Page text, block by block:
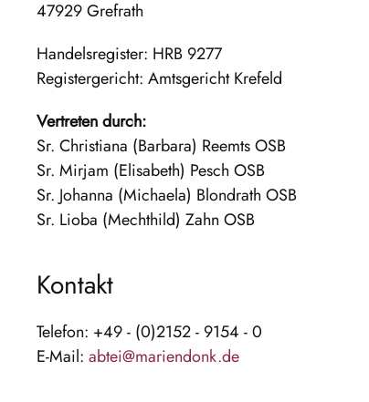
47929 Grefrath
Handelsregister: HRB 9277
Registergericht: Amtsgericht Krefeld
Vertreten durch:
Sr. Christiana (Barbara) Reemts OSB
Sr. Mirjam (Elisabeth) Pesch OSB
Sr. Johanna (Michaela) Blondrath OSB
Sr. Lioba (Mechthild) Zahn OSB
Kontakt
Telefon: +49 - (0)2152 - 9154 - 0
E-Mail: abtei@mariendonk.de